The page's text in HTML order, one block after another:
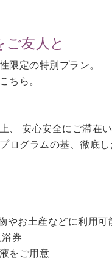
友人と
限定の特別プラン。
ちら。
、 安心安全にご滞在
ログラムの基、徹底
やお土産などに利用可
券
をご用意